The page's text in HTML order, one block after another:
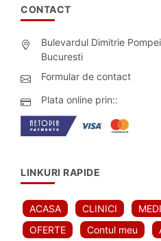
CONTACT
Bulevardul Dimitrie
Bucuresti
Formular de contact
Plata online prin::
LINKURI RAPIDE
ACASA CLINICI
OFERTE
Contul meu